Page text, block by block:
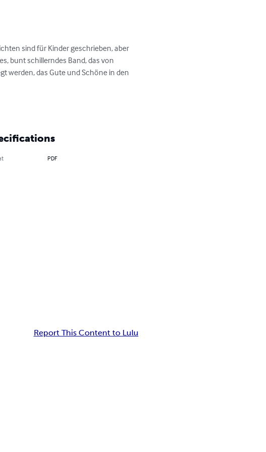
sind für Kinder geschrieben, aber
bunt schillerndes Band, das von
werden, das Gute und Schöne in den
PDF
Report This Content to Lulu